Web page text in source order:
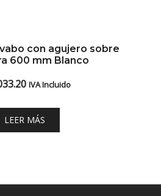
con agujero sobre
600 mm Blanco
IVA Incluido
LEER MÁS